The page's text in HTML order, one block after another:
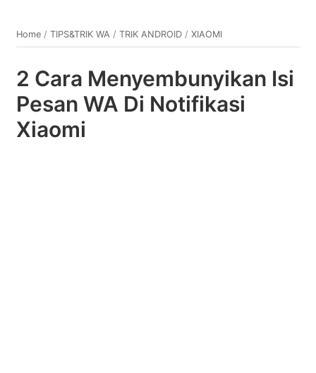
Home /TIPS&TRIK WA /TRIK ANDROID /XIAOMI
2 Cara Menyembunyikan Isi
Pesan WA Di Notifikasi
Xiaomi